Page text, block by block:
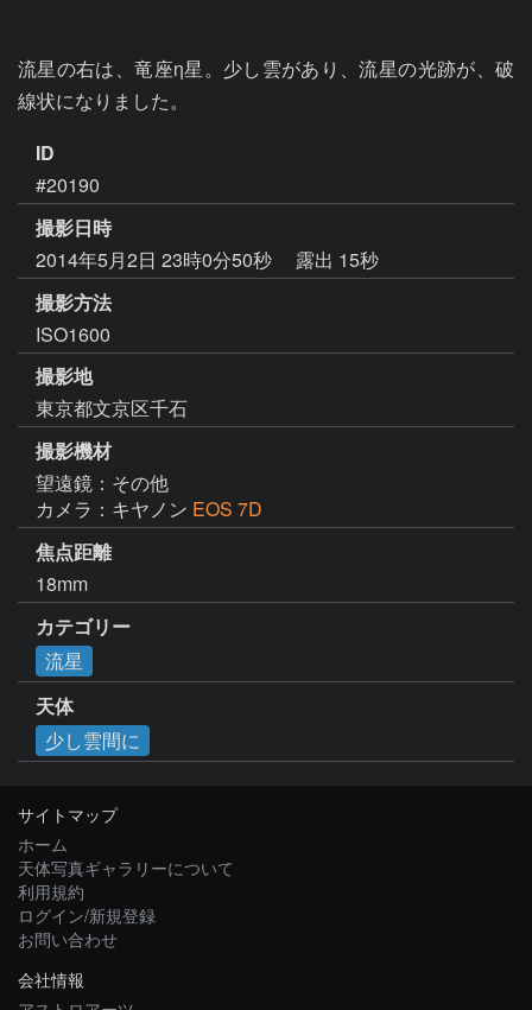
流星の右は、竜座η星。少し雲があり、流星の光跡が、破
線状になりました。
ID
#20190
撮影日時
2014年5月2日 23時0分50秒
露出 15秒
撮影方法
ISO1600
撮影地
東京都文京区千石
撮影機材
望遠鏡：その他
カメラ：キヤノン EOS 7D
焦点距離
18mm
カテゴリー
流星
天体
少し雲間に
サイトマップ
ホーム
天体写真ギャラリーについて
利用規約
ログイン/新規登録
お問い合わせ
会社情報